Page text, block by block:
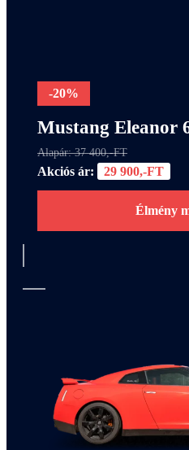
-20%
Mustang Eleanor
Alapár: 37 400,-FT
Akciós ár: 29 900,-FT
Élmény